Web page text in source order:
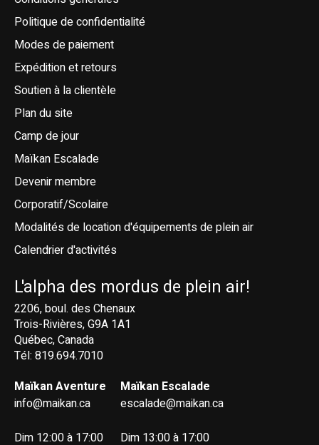
Politique de confidentialité
Modes de paiement
Expédition et retours
Soutien à la clientèle
Plan du site
Camp de jour
Maïkan Escalade
Devenir membre
Corporatif/Scolaire
Modalités de location d'équipements de plein air
Calendrier d'activités
L'alpha des mordus de plein air!
2206, boul. des Chenaux
Trois-Rivières, G9A 1A1
Québec, Canada
Tél: 819.694.7010
Maïkan Aventure
info@maikan.ca
Dim 12:00 à 17:00
Maïkan Escalade
escalade@maikan.ca
Dim 13:00 à 17:00